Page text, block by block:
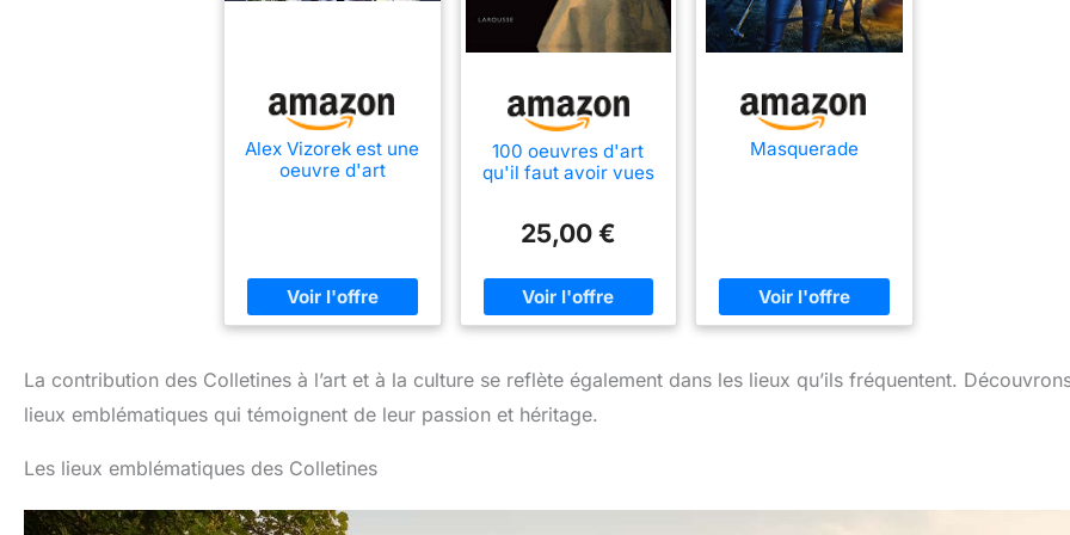
Alex Vizorek est une
oeuvre d'art
100 oeuvres d'art
qu'il faut avoir vues
25,00 €
Masquerade
La contribution des Colletines à l’art et à la culture se reflète également dans les lieux qu’ils fréquentent.
lieux emblématiques qui témoignent de leur passion et héritage.
Les lieux emblématiques des Colletines